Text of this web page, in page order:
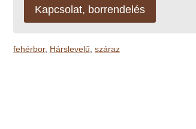
Kapcsolat, borrendelés
fehérbor, Hárslevelű, száraz